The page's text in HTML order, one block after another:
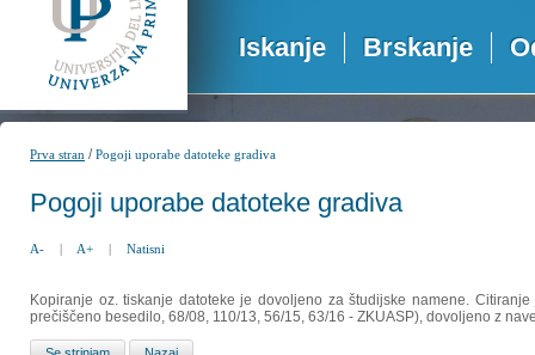
Iskanje Brskanje
Prva stran /Pogoji uporabe datoteke gradiva
Pogoji uporabe datoteke gradiva
A- | A+ | Natisni
Kopiranje oz. tiskanje datoteke je dovoljeno za študijske namene.
prečiščeno besedilo, 68/08, 110/13, 56/15, 63/16 - ZKUASP), dovoljeno z